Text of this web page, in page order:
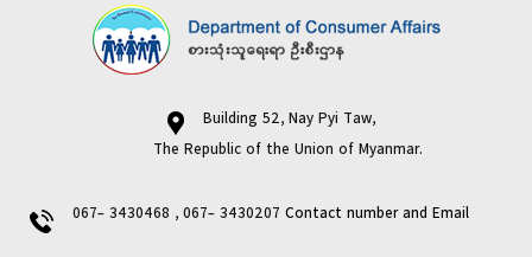
Building 52, Nay Pyi Taw,
The Republic of the Union of Myanmar.
067- 3430468 , 067- 3430207 Contact number and Email